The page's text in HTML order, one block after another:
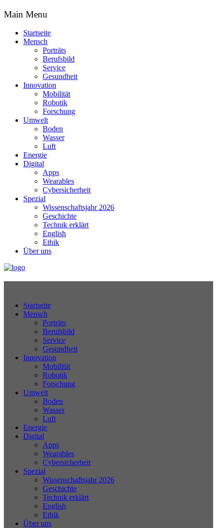
Main Menu
Startseite
Mensch
Porträts
Berufsbild
Service
Gesundheit
Innovation
Mobilität
Robotik
Forschung
Umwelt
Boden
Wasser
Luft
Energie
Digital
Apps
Wearables
Cybersicherheit
Spezial
Wissenschaftsjahr 2026
Geschichte
Technik erklärt
English
Ethik
Über uns
Startseite
Mensch
Porträts
Berufsbild
Service
Gesundheit
Innovation
Mobilität
Robotik
Forschung
Umwelt
Boden
Wasser
Luft
Energie
Digital
Apps
Wearables
Cybersicherheit
Spezial
Wissenschaftsjahr 2026
Geschichte
Technik erklärt
English
Ethik
Über uns